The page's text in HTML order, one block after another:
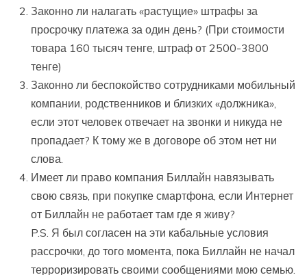
Законно ли налагать «растущие» штрафы за
просрочку платежа за один день? (При стоимости
товара 160 тысяч тенге, штраф от 2500-3800
тенге)
Законно ли беспокойство сотрудниками мобильный
компании, родственников и близких «должника»,
если этот человек отвечает на звонки и никуда не
пропадает? К тому же в договоре об этом нет ни
слова.
Имеет ли право компания Биллайн навязывать
свою связь, при покупке смартфона, если Интернет
от Биллайн не работает там где я живу?
P.S. Я был согласен на эти кабальные условия
рассрочки, до того момента, пока Биллайн не начал
терроризировать своими сообщениями мою семью.